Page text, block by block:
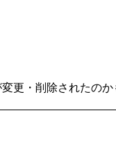
更・削除されたのか